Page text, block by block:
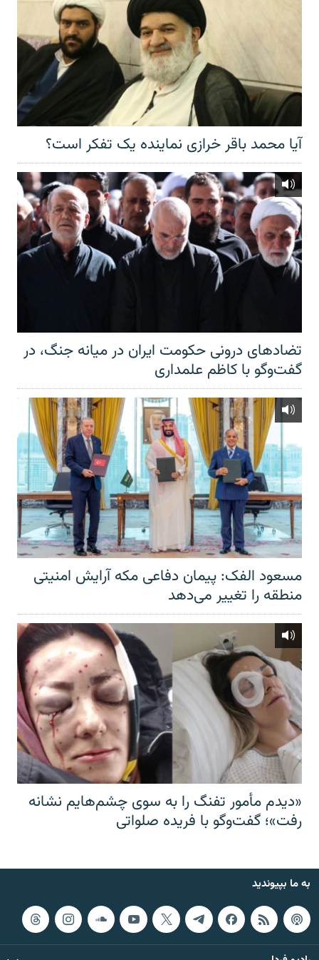
آیا محمد باقر خرازی نماینده یک تفکر است؟
تضادهای درونی حکومت ایران در میانه جنگ، در
گفت‌‌وگو با کاظم علمداری
مسعود الفک: پیمان دفاعی مکه آرایش امنیتی
منطقه را تغییر می‌دهد
«دیدم مأمور تفنگ را به سوی چشم‌هایم نشانه
رفت»؛ گفت‌و‌گو با فریده صلواتی
به ما بپیوندید